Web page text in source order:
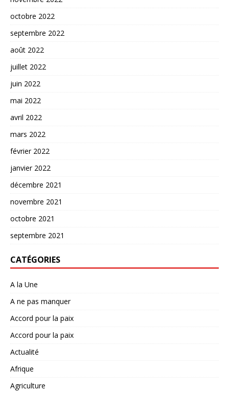
octobre 2022
septembre 2022
août 2022
juillet 2022
juin 2022
mai 2022
avril 2022
mars 2022
février 2022
janvier 2022
décembre 2021
novembre 2021
octobre 2021
septembre 2021
CATÉGORIES
A la Une
A ne pas manquer
Accord pour la paix
Accord pour la paix
Actualité
Afrique
Agriculture